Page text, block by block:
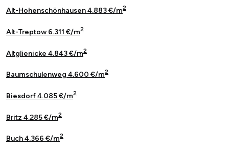
Alt-Hohenschönhausen 4.883 €/m2
Alt-Treptow 6.311 €/m2
Altglienicke 4.843 €/m2
Baumschulenweg 4.600 €/m2
Biesdorf 4.085 €/m2
Britz 4.285 €/m2
Buch 4.366 €/m2